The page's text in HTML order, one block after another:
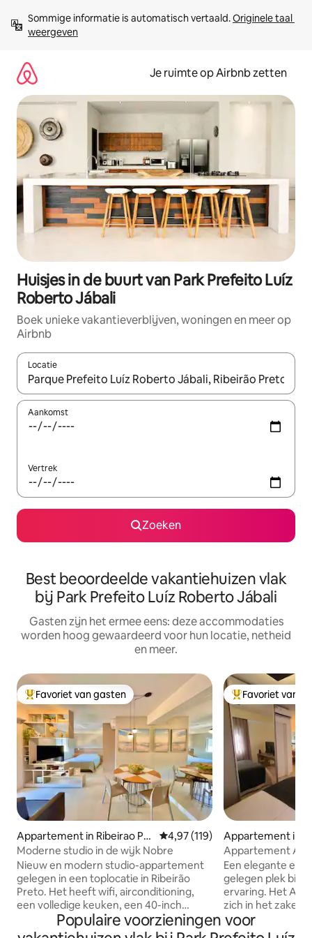
direct
naar
Sommige informatie is automatisch vertaald. Originele taal
weergeven
Je ruimte op Airbnb zetten
Huisjes in de buurt van Park Prefeito Luíz
Roberto Jábali
Boek unieke vakantieverblijven, woningen en meer op
Airbnb
Locatie
Wanneer er suggesties beschikbaar zijn, maak je een keuze
Aankomst
Vertrek
Zoeken
Best beoordeelde vakantiehuizen vlak
bij Park Prefeito Luíz Roberto Jábali
Gasten zijn het ermee eens: deze accommodaties
worden hoog gewaardeerd voor hun locatie, netheid
en meer.
Topfavoriet van gasten
Favoriet van gasten
Appartement in Ribeirao Pre
to
Gemiddelde beoordeling van
4,97 (119)
Moderne studio in de wijk Nobre
Nieuw en modern studio-appartement
gelegen in een toplocatie in Ribeirão
Preto. Het heeft wifi, airconditioning,
een volledige keuken, een 40-inch
smart-tv, een BlueFit-fitnessruimte in
het gebouw (privé), een airfryer, een
Topfavoriet van
Favoriet van
Appartement in
eto
Appartement
Een elegante
gelegen plek
ervaring. Het
zich in het
Preto, voor
en heeft een
Populaire voorzieningen voor